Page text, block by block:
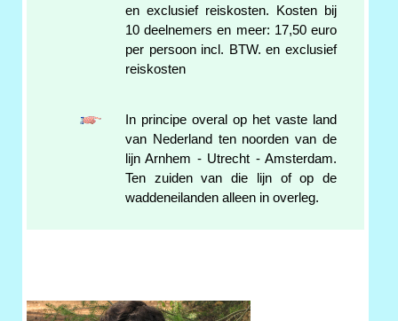
en exclusief reiskosten. Kosten bij
10 deelnemers en meer: 17,50 euro
per persoon incl. BTW. en exclusief
reiskosten
In principe overal op het vaste land
van Nederland ten noorden van de
lijn Arnhem - Utrecht - Amsterdam.
Ten zuiden van die lijn of op de
waddeneilanden alleen in overleg.